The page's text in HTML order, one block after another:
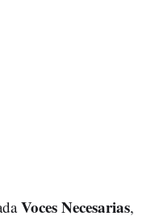
Voces Necesarias,